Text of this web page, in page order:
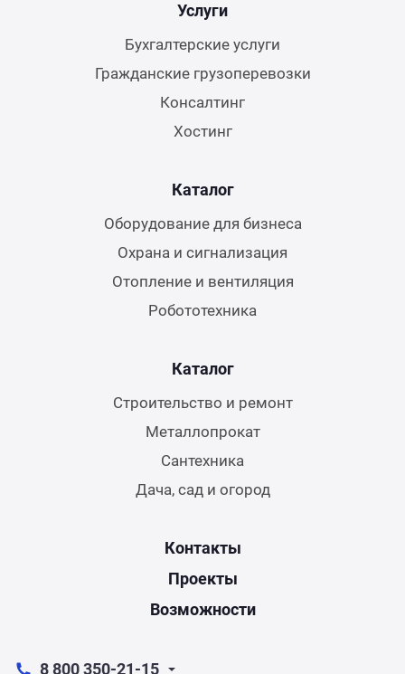
Услуги
Бухгалтерские услуги
Гражданские грузоперевозки
Консалтинг
Хостинг
Каталог
Оборудование для бизнеса
Охрана и сигнализация
Отопление и вентиляция
Робототехника
Каталог
Строительство и ремонт
Металлопрокат
Сантехника
Дача, сад и огород
Контакты
Проекты
Возможности
8 800 350-21-15